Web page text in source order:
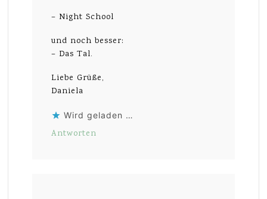
– Night School
und noch besser:
– Das Tal.
Liebe Grüße,
Daniela
Wird geladen …
Antworten